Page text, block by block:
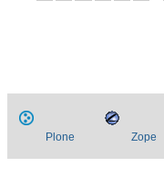
Plone Zope